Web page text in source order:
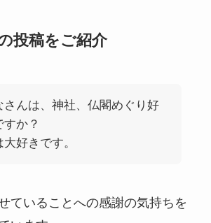
投稿をご紹介
さんは、神社、仏閣めぐり好
すか？
大好きです。
ていることへの感謝の気持ちを